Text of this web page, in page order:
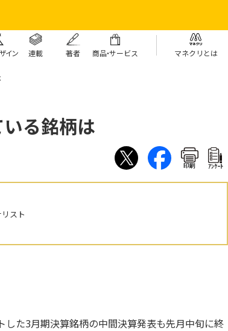
イン 連載 著者 商品・サービス マネクリとは
る銘柄は
印刷 ｱﾝｹｰﾄ
スト
した3月期決算銘柄の中間決算発表も先月中旬に終